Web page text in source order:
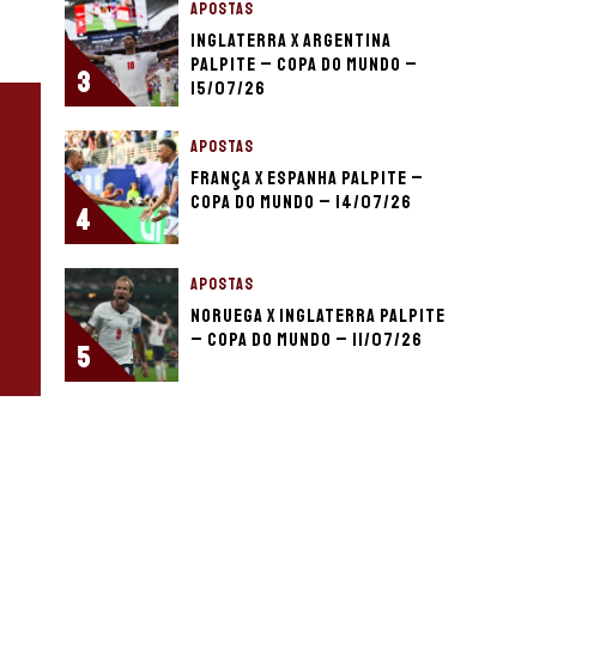
3
APOSTAS
Inglaterra x Argentina
palpite – Copa do Mundo –
15/07/26
4
APOSTAS
França x Espanha palpite –
Copa do Mundo – 14/07/26
5
APOSTAS
Noruega x Inglaterra palpite
– Copa do Mundo – 11/07/26